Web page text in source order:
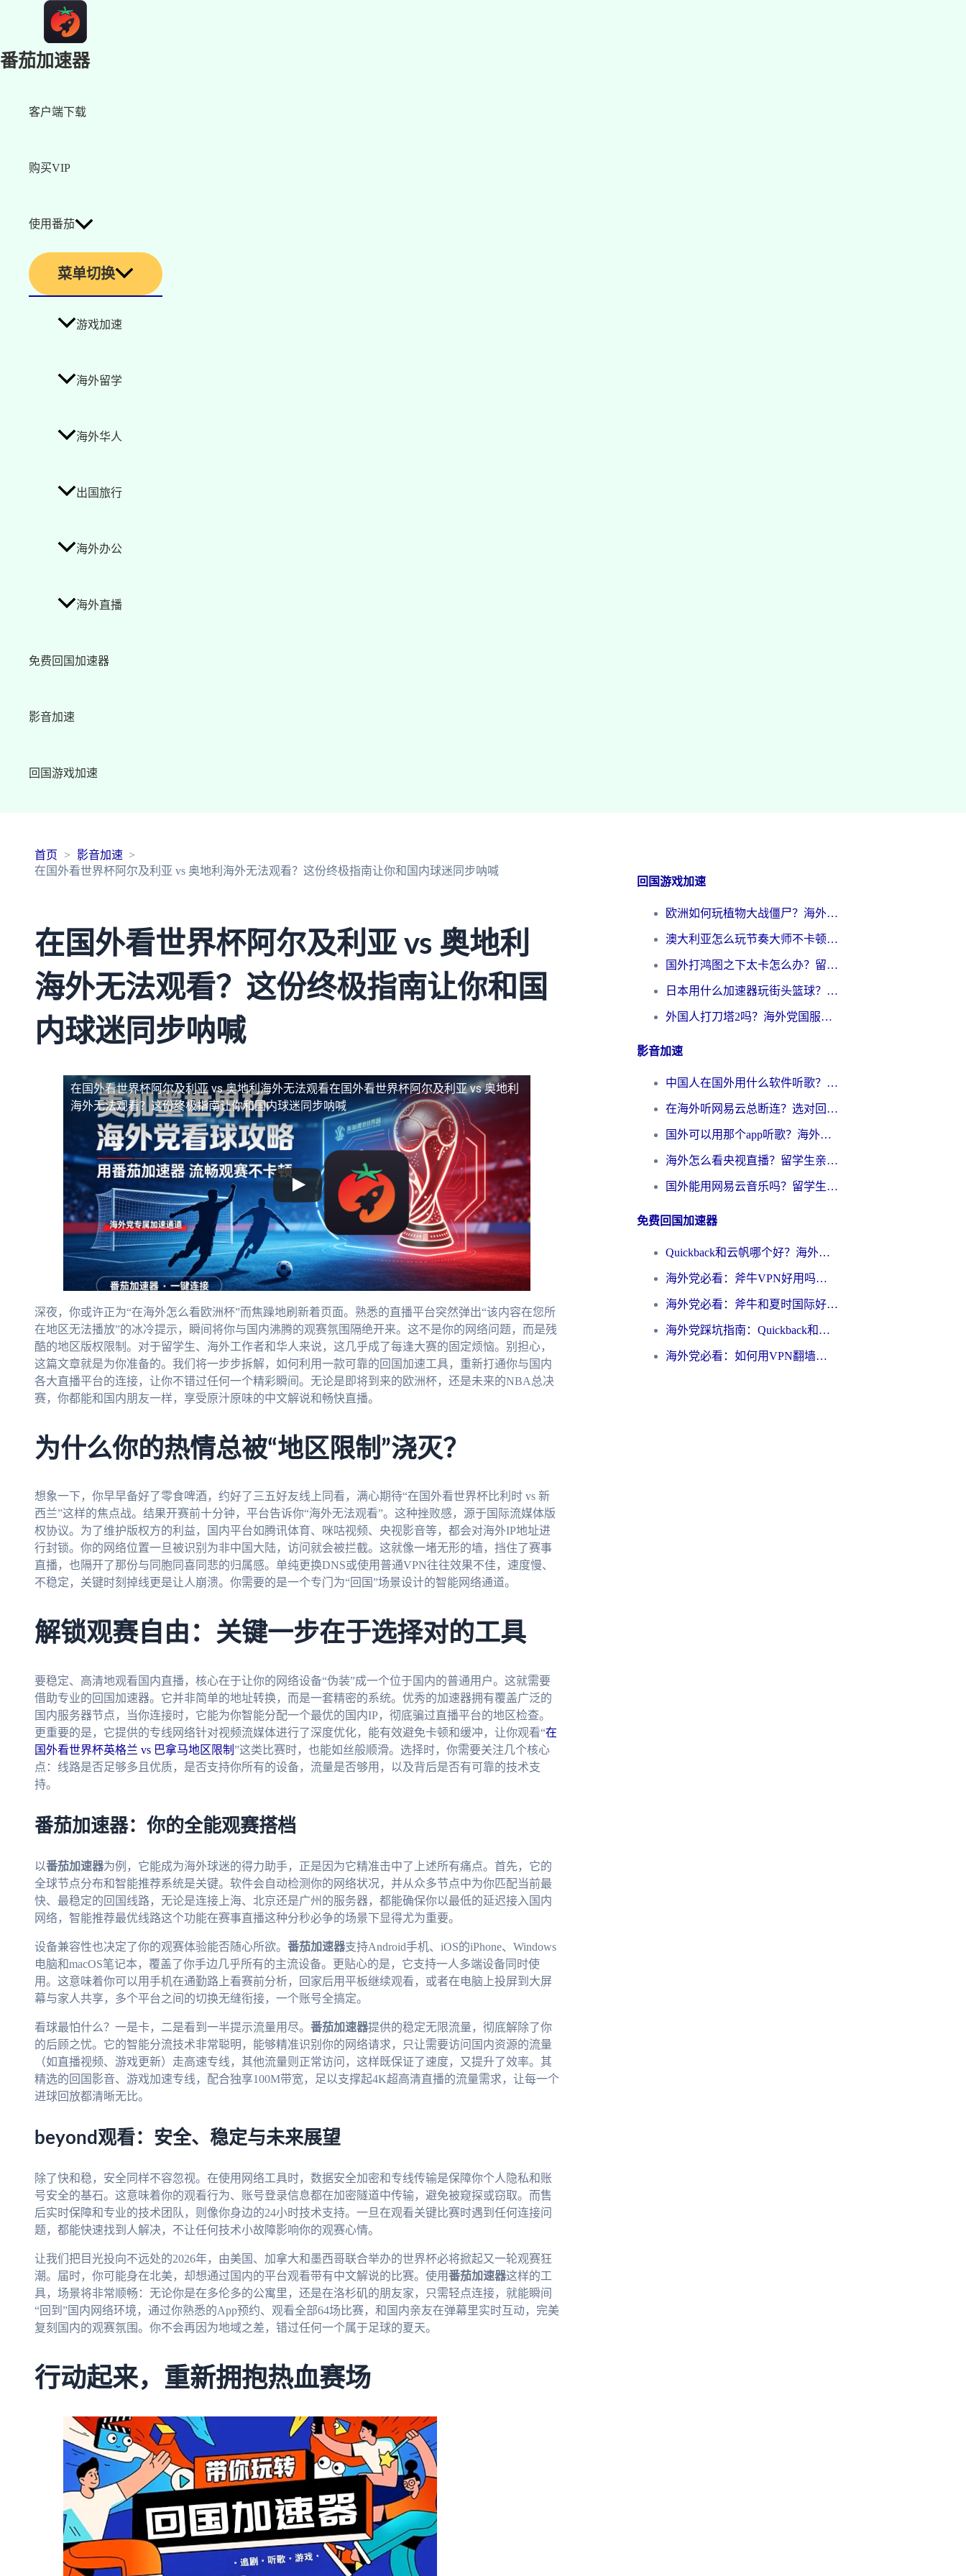
番茄加速器
客户端下载
购买VIP
使用番茄
菜单切换
游戏加速
海外留学
海外华人
出国旅行
海外办公
海外直播
免费回国加速器
影音加速
回国游戏加速
首页
影音加速
在国外看世界杯阿尔及利亚 vs 奥地利海外无法观看？这份终极指南让你和国内球迷同步呐喊
在国外看世界杯阿尔及利亚 vs 奥地利
海外无法观看？这份终极指南让你和国
内球迷同步呐喊
在国外看世界杯阿尔及利亚 vs 奥地利海外无法观看在国外看世界杯阿尔及利亚 vs 奥地利
海外无法观看？这份终极指南让你和国内球迷同步呐喊
深夜，你或许正为“在海外怎么看欧洲杯”而焦躁地刷新着页面。熟悉的直播平台突然弹出“该内容在您所
在地区无法播放”的冰冷提示，瞬间将你与国内沸腾的观赛氛围隔绝开来。这不是你的网络问题，而是残
酷的地区版权限制。对于留学生、海外工作者和华人来说，这几乎成了每逢大赛的固定烦恼。别担心，
这篇文章就是为你准备的。我们将一步步拆解，如何利用一款可靠的回国加速工具，重新打通你与国内
各大直播平台的连接，让你不错过任何一个精彩瞬间。无论是即将到来的欧洲杯，还是未来的NBA总决
赛，你都能和国内朋友一样，享受原汁原味的中文解说和畅快直播。
为什么你的热情总被“地区限制”浇灭？
想象一下，你早早备好了零食啤酒，约好了三五好友线上同看，满心期待“在国外看世界杯比利时 vs 新
西兰”这样的焦点战。结果开赛前十分钟，平台告诉你“海外无法观看”。这种挫败感，源于国际流媒体版
权协议。为了维护版权方的利益，国内平台如腾讯体育、咪咕视频、央视影音等，都会对海外IP地址进
行封锁。你的网络位置一旦被识别为非中国大陆，访问就会被拦截。这就像一堵无形的墙，挡住了赛事
直播，也隔开了那份与同胞同喜同悲的归属感。单纯更换DNS或使用普通VPN往往效果不佳，速度慢、
不稳定，关键时刻掉线更是让人崩溃。你需要的是一个专门为“回国”场景设计的智能网络通道。
解锁观赛自由：关键一步在于选择对的工具
要稳定、高清地观看国内直播，核心在于让你的网络设备“伪装”成一个位于国内的普通用户。这就需要
借助专业的回国加速器。它并非简单的地址转换，而是一套精密的系统。优秀的加速器拥有覆盖广泛的
国内服务器节点，当你连接时，它能为你智能分配一个最优的国内IP，彻底骗过直播平台的地区检查。
更重要的是，它提供的专线网络针对视频流媒体进行了深度优化，能有效避免卡顿和缓冲，让你观看“在
国外看世界杯英格兰 vs 巴拿马地区限制 ”这类比赛时，也能如丝般顺滑。选择时，你需要关注几个核心
点：线路是否足够多且优质，是否支持你所有的设备，流量是否够用，以及背后是否有可靠的技术支
持。
番茄加速器：你的全能观赛搭档
以番茄加速器为例，它能成为海外球迷的得力助手，正是因为它精准击中了上述所有痛点。首先，它的
全球节点分布和智能推荐系统是关键。软件会自动检测你的网络状况，并从众多节点中为你匹配当前最
快、最稳定的回国线路，无论是连接上海、北京还是广州的服务器，都能确保你以最低的延迟接入国内
网络，智能推荐最优线路这个功能在赛事直播这种分秒必争的场景下显得尤为重要。
设备兼容性也决定了你的观赛体验能否随心所欲。 番茄加速器支持Android手机、iOS的iPhone、Windows
电脑和macOS笔记本，覆盖了你手边几乎所有的主流设备。更贴心的是，它支持一人多端设备同时使
用。这意味着你可以用手机在通勤路上看赛前分析，回家后用平板继续观看，或者在电脑上投屏到大屏
幕与家人共享，多个平台之间的切换无缝衔接，一个账号全搞定。
看球最怕什么？一是卡，二是看到一半提示流量用尽。 番茄加速器提供的稳定无限流量，彻底解除了你
的后顾之忧。它的智能分流技术非常聪明，能够精准识别你的网络请求，只让需要访问国内资源的流量
（如直播视频、游戏更新）走高速专线，其他流量则正常访问，这样既保证了速度，又提升了效率。其
精选的回国影音、游戏加速专线，配合独享100M带宽，足以支撑起4K超高清直播的流量需求，让每一个
进球回放都清晰无比。
beyond观看：安全、稳定与未来展望
除了快和稳，安全同样不容忽视。在使用网络工具时，数据安全加密和专线传输是保障你个人隐私和账
号安全的基石。这意味着你的观看行为、账号登录信息都在加密隧道中传输，避免被窥探或窃取。而售
后实时保障和专业的技术团队，则像你身边的24小时技术支持。一旦在观看关键比赛时遇到任何连接问
题，都能快速找到人解决，不让任何技术小故障影响你的观赛心情。
让我们把目光投向不远处的2026年，由美国、加拿大和墨西哥联合举办的世界杯必将掀起又一轮观赛狂
潮。届时，你可能身在北美，却想通过国内的平台观看带有中文解说的比赛。使用番茄加速器这样的工
具，场景将非常顺畅：无论你是在多伦多的公寓里，还是在洛杉矶的朋友家，只需轻点连接，就能瞬间
“回到”国内网络环境，通过你熟悉的App预约、观看全部64场比赛，和国内亲友在弹幕里实时互动，完美
复刻国内的观赛氛围。你不会再因为地域之差，错过任何一个属于足球的夏天。
行动起来，重新拥抱热血赛场
回国游戏加速
欧洲如何玩植物大战僵尸？海外党国服游戏加速避坑指南（附实测对比）
澳大利亚怎么玩节奏大师不卡顿？海外党国服游戏加速终极指南
国外打鸿图之下太卡怎么办？留学生亲测有效的国服游戏加速方案
日本用什么加速器玩街头篮球？海外党国服游戏不卡顿的终极攻略
外国人打刀塔2吗？海外党国服游戏加速避坑全攻略
影音加速
中国人在国外用什么软件听歌？别再被地域限制卡脖子，这篇教你轻松解锁国内音乐库
在海外听网易云总断连？选对回国加速器，告别地区限制和卡顿
国外可以用那个app听歌？海外党亲测有效的回国加速方案，轻松听国内音乐听书
海外怎么看央视直播？留学生亲测：3步解决版权限制+追剧自由
国外能用网易云音乐吗？留学生亲测：3步解决海外听歌难题
免费回国加速器
Quickback和云帆哪个好？海外党2026亲测指南：选对加速器大陆工具，无缝刷国内剧玩国服
海外党必看：斧牛VPN好用吗？和GoLinkVPN对比哪个回国效果更好？
海外党必看：斧牛和夏时国际好用吗？3步选对回国加速器，无缝刷国内资源
海外党踩坑指南：Quickback和归雁好用吗？选对加速器才能无缝刷国内资源
海外党必看：如何用VPN翻墙到大陆PTT？一篇解决你所有回国加速痛点